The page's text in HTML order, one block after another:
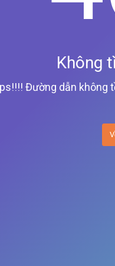
Không
Đường dẫn không